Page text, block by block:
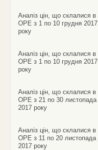
Аналіз цін, що склалися в
ОРЕ з 1 по 10 грудня 2017
року
Аналіз цін, що склалися в
ОРЕ з 1 по 10 грудня 2017
року
Аналіз цін, що склалися в
ОРЕ з 21 по 30 листопада
2017 року
Аналіз цін, що склалися в
ОРЕ з 11 по 20 листопада
2017 року